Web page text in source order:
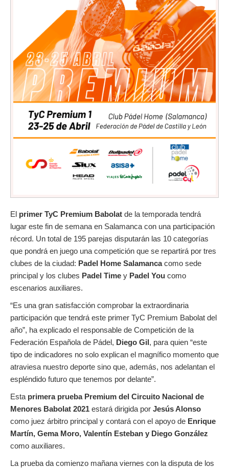
El primer TyC Premium Babolat de la temporada tendrá
lugar este fin de semana en Salamanca con una participación
récord. Un total de 195 parejas disputarán las 10 categorías
que pondrá en juego una competición que se repartirá por tres
clubes de la ciudad: Padel Home Salamancacomo sede
principal y los clubes Padel Time y Padel You como
escenarios auxiliares.
“Es una gran satisfacción comprobar la extraordinaria
participación que tendrá este primer TyC Premium Babolat del
año”, ha explicado el responsable de Competición de la
Federación Española de Pádel, Diego Gil, para quien “este
tipo de indicadores no solo explican el magnífico momento que
atraviesa nuestro deporte sino que, además, nos adelantan el
espléndido futuro que tenemos por delante”.
Esta primera prueba Premium del Circuito Nacional de
Menores Babolat 2021 estará dirigida por Jesús Alonso
como juez árbitro principal y contará con el apoyo de Enrique
Martín, Gema Moro, Valentín Esteban y Diego González
como auxiliares.
La prueba da comienzo mañana viernes con la disputa de los